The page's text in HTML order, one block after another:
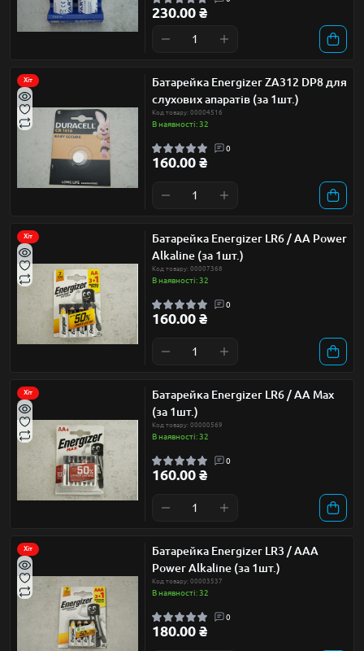
230.00 ₴
Хіт
Батарейка Energizer ZA312 DP8 для
слухових апаратів (за 1шт.)
Код товару: 00004516
В наявності: 32
0
160.00 ₴
Хіт
Батарейка Energizer LR6 / AA Power
Alkaline (за 1шт.)
Код товару: 00007368
В наявності: 32
0
160.00 ₴
Хіт
Батарейка Energizer LR6 / AA Max
(за 1шт.)
Код товару: 00000569
В наявності: 32
0
160.00 ₴
Хіт
Батарейка Energizer LR3 / AAA
Power Alkaline (за 1шт.)
Код товару: 00003537
В наявності: 32
0
180.00 ₴